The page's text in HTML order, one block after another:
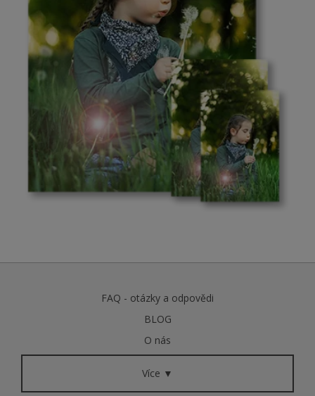
FAQ - otázky a odpovědi
BLOG
O nás
Více ▼